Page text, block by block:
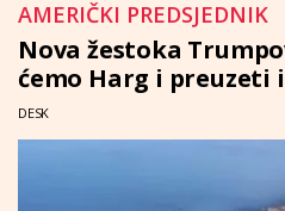
AMERIČKI PREDSJEDNIK
Nova žestoka
ćemo Harg i
DESK